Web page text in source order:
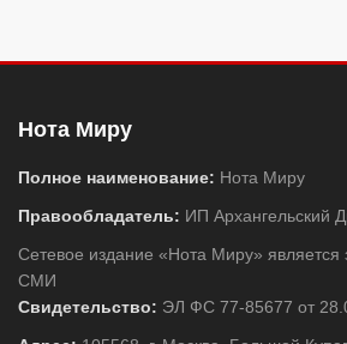
Нота Миру
Полное наименование: Нота Миру
Правообладатель: ИП Архангельский
Сетевое издание «Нота Миру» является
СМИ
Свидетельство: ЭЛ ФС 77-85677 от